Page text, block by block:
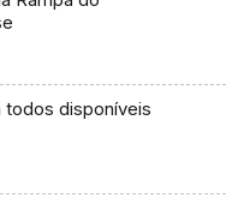
todos disponíveis